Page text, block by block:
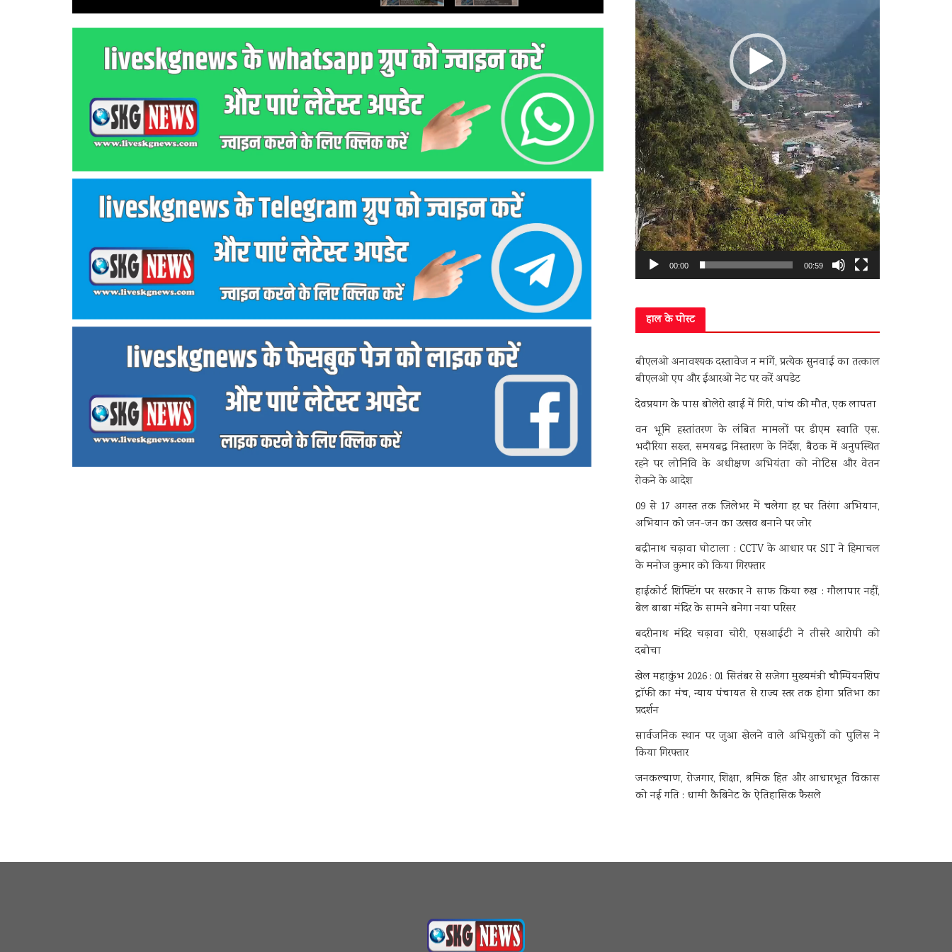
00:00 00:59
हाल के पोस्ट
बीएलओ अनावश्यक दस्तावेज न मांगें, प्रत्येक सुनवाई का तत्काल
बीएलओ एप और ईआरओ नेट पर करें अपडेट
देवप्रयाग के पास बोलेरो खाई में गिरी, पांच की मौत, एक लापता
वन भूमि हस्तांतरण के लंबित मामलों पर डीएम स्वाति एस.
भदौरिया सख्त, समयबद्ध निस्तारण के निर्देश, बैठक में अनुपस्थित
रहने पर लोनिवि के अधीक्षण अभियंता को नोटिस और वेतन
रोकने के आदेश
09 से 17 अगस्त तक जिलेभर में चलेगा हर घर तिरंगा अभियान,
अभियान को जन-जन का उत्सव बनाने पर जोर
बद्रीनाथ चढ़ावा घोटाला : CCTV के आधार पर SIT ने हिमाचल
के मनोज कुमार को किया गिरफ्तार
हाईकोर्ट शिफ्टिंग पर सरकार ने साफ किया रुख : गौलापार नहीं,
बेल बाबा मंदिर के सामने बनेगा नया परिसर
बदरीनाथ मंदिर चढ़ावा चोरी, एसआईटी ने तीसरे आरोपी को
दबोचा
खेल महाकुंभ 2026 : 01 सितंबर से सजेगा मुख्यमंत्री चौम्पियनशिप
ट्रॉफी का मंच, न्याय पंचायत से राज्य स्तर तक होगा प्रतिभा का
प्रदर्शन
सार्वजनिक स्थान पर जुआ खेलने वाले अभियुक्तों को पुलिस ने
किया गिरफ्तार
जनकल्याण, रोजगार, शिक्षा, श्रमिक हित और आधारभूत विकास
को नई गति : धामी कैबिनेट के ऐतिहासिक फैसले